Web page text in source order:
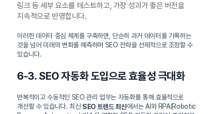
링크 등 세부 요소를 테스트하고, 가장 성과가 좋은 버전을
지속적으로 반영합니다.
이러한 데이터 중심 체계를 구축하면, 단순히 과거 데이터를 기록하는
것을 넘어 미래의 변화를 예측하며 SEO 전략을 선제적으로 조정할 수
있습니다.
6-3. SEO 자동화 도입으로 효율성 극대화
반복적이고 수동적인 SEO 관리 업무는 자동화를 통해 효율적으로
개선할 수 있습니다. 최신 SEO 트렌드 최신에서는 AI와 RPA(Robotic